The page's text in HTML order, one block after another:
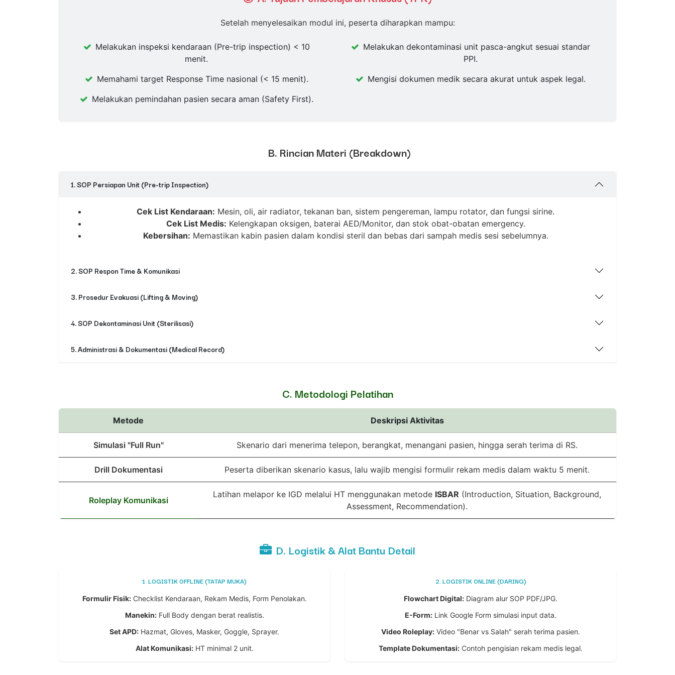
Setelah menyelesaikan modul ini, peserta diharapkan mampu:
Melakukan inspeksi kendaraan (Pre-trip inspection) < 10
menit.
Memahami target Response Time nasional (< 15 menit).
Melakukan pemindahan pasien secara aman (Safety First).
Melakukan dekontaminasi unit pasca-angkut sesuai standar
PPI.
Mengisi dokumen medik secara akurat untuk aspek legal.
B. Rincian Materi (Breakdown)
1. SOP Persiapan Unit (Pre-trip Inspection)
Cek List Kendaraan: Mesin, oli, air radiator, tekanan ban, sistem pengereman, lampu rotator, dan fungsi sirine.
Cek List Medis: Kelengkapan oksigen, baterai AED/Monitor, dan stok obat-obatan emergency.
Kebersihan: Memastikan kabin pasien dalam kondisi steril dan bebas dari sampah medis sesi sebelumnya.
2. SOP Respon Time & Komunikasi
3. Prosedur Evakuasi (Lifting & Moving)
4. SOP Dekontaminasi Unit (Sterilisasi)
5. Administrasi & Dokumentasi (Medical Record)
C. Metodologi Pelatihan
Metode Deskripsi Aktivitas
Simulasi "Full Run" Skenario dari menerima telepon, berangkat, menangani pasien, hingga serah terima di RS.
Drill Dokumentasi Peserta diberikan skenario kasus, lalu wajib mengisi formulir rekam medis dalam waktu 5 menit.
Roleplay Komunikasi
Latihan melapor ke IGD melalui HT menggunakan metode ISBAR (Introduction, Situation, Background,
Assessment, Recommendation).
D. Logistik & Alat Bantu Detail
1. LOGISTIK OFFLINE (TATAP MUKA)
Formulir Fisik:Checklist Kendaraan, Rekam Medis, Form Penolakan.
Manekin:Full Body dengan berat realistis.
Set APD: Hazmat, Gloves, Masker, Goggle, Sprayer.
Alat Komunikasi:HT minimal 2 unit.
2. LOGISTIK ONLINE (DARING)
Flowchart Digital: Diagram alur SOP PDF/JPG.
E-Form: Link Google Form simulasi input data.
Video Roleplay: Video "Benar vs Salah" serah terima pasien.
Template Dokumentasi: Contoh pengisian rekam medis legal.